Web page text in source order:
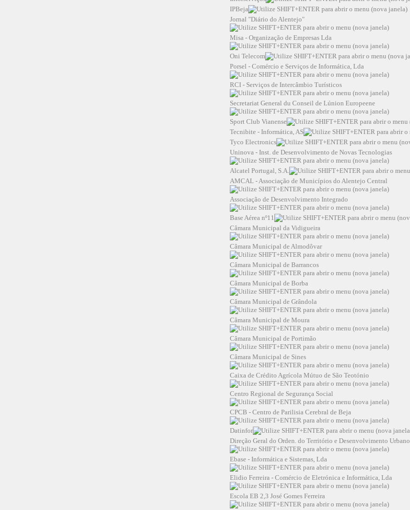
IPBeja
Jornal "Diário do Alentejo"
Misa - Organização de Empresas Lda
Oni Telecom
Porsel - Comércio e Serviços de Informática, Lda
RCI - Serviços de Intercâmbio Turísticos
Secretariat General du Conseil de Lúnion Europeene
Sport Club Vianense
Tecnibite - Informática, AS
Tyco Electronics
Uninova - Inst. de Desenvolvimento de Novas Tecnologias
Alcatel Portugal, S.A.
AMCAL - Associação de Municípios do Alentejo Central
Associação de Desenvolvimento Integrado
Base Aérea nº11
Câmara Municipal da Vidigueira
Câmara Municipal de Almodôvar
Câmara Municipal de Barrancos
Câmara Municipal de Borba
Câmara Municipal de Grândola
Câmara Municipal de Moura
Câmara Municipal de Portimão
Câmara Municipal de Sines
Caixa de Crédito Agrícola Mútuo de São Teotónio
Centro Regional de Segurança Social
CPCB - Centro de Parilisia Cerebral de Beja
Datinfor
Direção Geral do Orden. do Território e Desenvolvimento Urbano
Ebase - Informática e Sistemas, Lda
Elidio Ferreira - Comércio de Eletrónica e Informática, Lda
Escola EB 2,3 José Gomes Ferreira